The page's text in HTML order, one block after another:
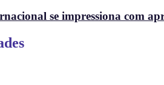
se impressiona com